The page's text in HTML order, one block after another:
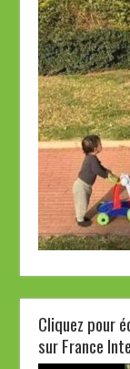
Cliquez pour
sur France